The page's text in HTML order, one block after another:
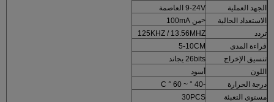
الجهد العملية
9-24V العاصمة
الاستعداد الحالية
<من 100mA
تردد
125KHZ / 13.56MHZ
قراءة المدى
5-10CM
تنسيق الإخراج
26bits يجاند
اللون
أسود
درجة الحرارة
-40 ° ~ 60 ° C
مستوى التعبئة
30PCS